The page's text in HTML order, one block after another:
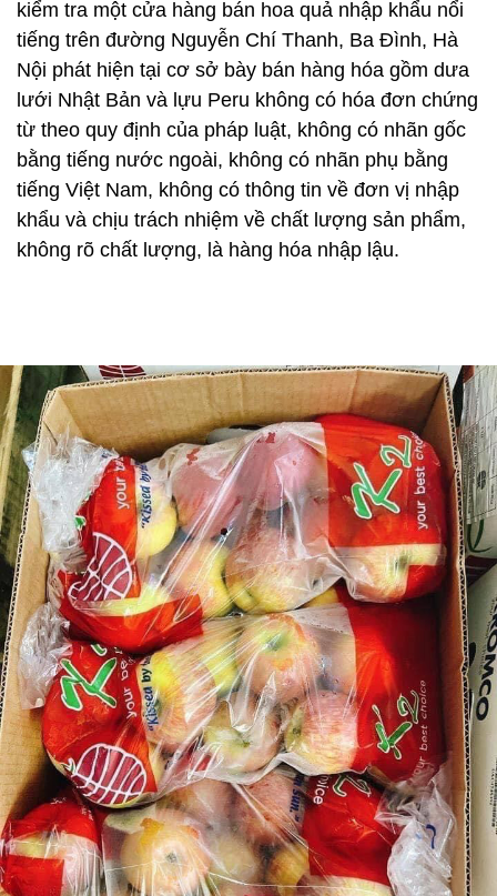
kiểm tra một cửa hàng bán hoa quả nhập khẩu nổi
tiếng trên đường Nguyễn Chí Thanh, Ba Đình, Hà
Nội phát hiện tại cơ sở bày bán hàng hóa gồm dưa
lưới Nhật Bản và lựu Peru không có hóa đơn chứng
từ theo quy định của pháp luật, không có nhãn gốc
bằng tiếng nước ngoài, không có nhãn phụ bằng
tiếng Việt Nam, không có thông tin về đơn vị nhập
khẩu và chịu trách nhiệm về chất lượng sản phẩm,
không rõ chất lượng, là hàng hóa nhập lậu.